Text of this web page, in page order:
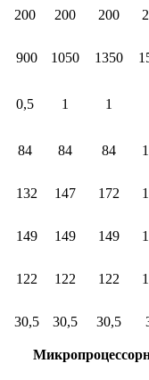
200 200 200
900 1050 1350
0,5 1 1
84 84 84
132 147 172
149 149 149
122 122 122
30,5 30,5 30,5